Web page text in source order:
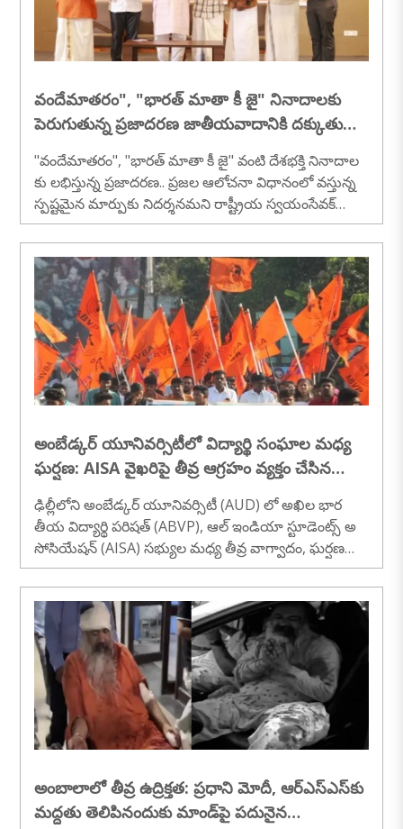
వందేమాతరం", "భారత్ మాతా కీ జై" నినాదాలకు
పెరుగుతున్న ప్రజాదరణ జాతీయవాదానికి దక్కుతున్న
"వందేమాతరం", "భారత్ మాతా కీ జై" వంటి దేశభక్తి నినాదాల
కు లభిస్తున్న ప్రజాదరణ.. ప్రజల ఆలోచనా విధానంలో వస్తున్న
స్పష్టమైన మార్పుకు నిదర్శనమని రాష్ట్రీయ స్వయంసేవక్
సంఘ్ (RSS) అఖిల భారత ప్రచార్ ప్రముఖ్ సునీల్ అంబేకర్
వ్యాఖ్యానించారు. ఒకప్పుడు జాతీయవాద భావజాలం పట్ల ఉ
న్న వ్యతిరేకత తొలగిపోయి, ప్రస్తుతం దానికి విస్తృతమైన ఆ
మోదం లభిస్తోందని ఆయన పేర్కొన్నారు. ఆగాస్టు 6న
కోజికోడ్‌లోని కేసరి భవన్‌లో జరిగిన ఒక కార్యక్రమంలో ఆయన
ప్రసంగించారు...
అంబేడ్కర్ యూనివర్సిటీలో విద్యార్థి సంఘాల మధ్య
ఘర్షణ: AISA వైఖరిపై తీవ్ర ఆగ్రహం వ్యక్తం చేసిన
ఢిల్లీలోని అంబేడ్కర్ యూనివర్సిటీ (AUD) లో అఖిల భార
తీయ విద్యార్థి పరిషత్ (ABVP), ఆల్ ఇండియా స్టూడెంట్స్ అ
సోసియేషన్ (AISA) సభ్యుల మధ్య తీవ్ర వాగ్వాదం, ఘర్షణ
చోటుచేసుకుంది. ఈ ఘటనపై ABVP తీవ్రంగా స్పందిస్తూ, లెఫ్ట్
వింగ్ విద్యార్థి సంఘమైన AISA వైఖరిని గట్టిగా ఖండించింది. త
మ హెల్ప్‌డెస్క్‌ను అడ్డుకోవడమే కాకుండా, గొడవ సృష్టించి ఇ
ప్పుడు తామే బాధితులమని చిత్రీకరించుకోవడానికి AISA ప్రయ
త్నిస్తోందని ఆరోపించింది...
అంబాలాలో తీవ్ర ఉద్రిక్తత: ప్రధాని మోదీ, ఆర్‌ఎస్‌ఎస్‌కు
మద్దతు తెలిపినందుకు మాండ్‌పై పదునైన